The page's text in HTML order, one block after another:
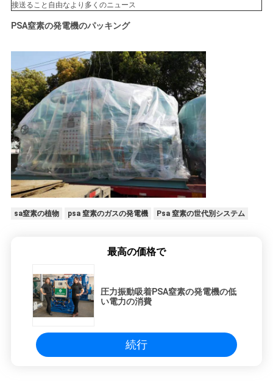
接送ること自由なより多くのニュース
PSA窒素の発電機のパッキング
sa窒素の植物 psa 窒素のガスの発電機 Psa 窒素の世代別システム
最高の価格で
圧力振動吸着PSA窒素の発電機の低
い電力の消費
続行